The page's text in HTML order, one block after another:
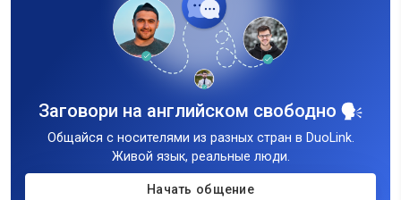
Заговори на английском свободно
Общайся с носителями из разных стран в DuoLink.
Живой язык, реальные люди.
Начать общение